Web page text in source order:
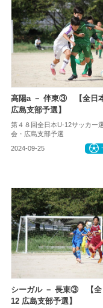
高陽a － 伴東③ 【全日
広島支部予選】
第４８回全日本U-12サッカー
会・広島支部予選
2024-09-25
シーガル － 長束③ 【全
12 広島支部予選】